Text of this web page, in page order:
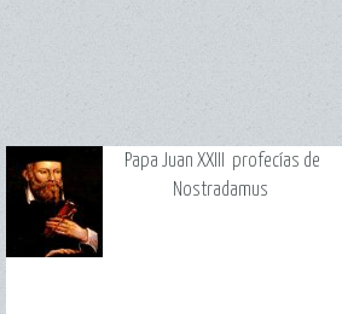
Papa Juan XXIII profecías de
Nostradamus